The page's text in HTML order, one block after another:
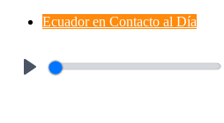
Ecuador en Contacto al Día